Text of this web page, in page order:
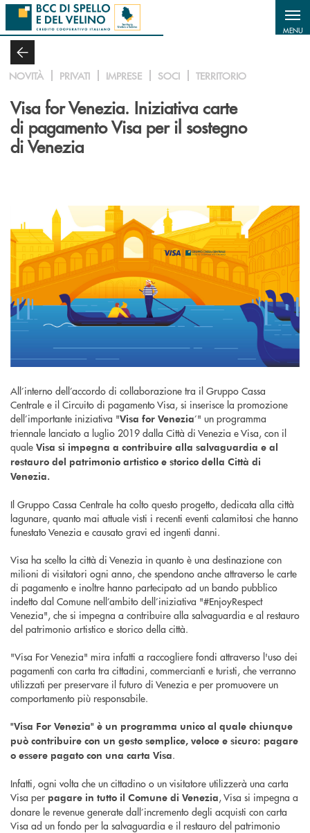
Salta al contenuto principale
MENU
NOVITÀ PRIVATI IMPRESE SOCI TERRITORIO
Visa for Venezia. Iniziativa carte
di pagamento Visa per il sostegno
di Venezia
All’interno dell’accordo di collaborazione tra il Gruppo Cassa
Centrale e il Circuito di pagamento Visa, si inserisce la promozione
dell’importante iniziativa "Visa for Venezia’" un programma
triennale lanciato a luglio 2019 dalla Città di Venezia e Visa, con il
quale Visa si impegna a contribuire alla salvaguardia e al
restauro del patrimonio artistico e storico della Città di
Venezia.
Il Gruppo Cassa Centrale ha colto questo progetto, dedicata alla città
lagunare, quanto mai attuale visti i recenti eventi calamitosi che hanno
funestato Venezia e causato gravi ed ingenti danni.
Visa ha scelto la città di Venezia in quanto è una destinazione con
milioni di visitatori ogni anno, che spendono anche attraverso le carte
di pagamento e inoltre hanno partecipato ad un bando pubblico
indetto dal Comune nell’ambito dell’iniziativa "#EnjoyRespect
Venezia", che si impegna a contribuire alla salvaguardia e al restauro
del patrimonio artistico e storico della città.
"Visa For Venezia" mira infatti a raccogliere fondi attraverso l'uso dei
pagamenti con carta tra cittadini, commercianti e turisti, che verranno
utilizzati per preservare il futuro di Venezia e per promuovere un
comportamento più responsabile.
"Visa For Venezia" è un programma unico al quale chiunque
può contribuire con un gesto semplice, veloce e sicuro: pagare
o essere pagato con una carta Visa.
Infatti, ogni volta che un cittadino o un visitatore utilizzerà una carta
Visa per pagare in tutto il Comune di Venezia, Visa si impegna a
donare le revenue generate dall’incremento degli acquisti con carta
Visa ad un fondo per la salvaguardia e il restauro del patrimonio